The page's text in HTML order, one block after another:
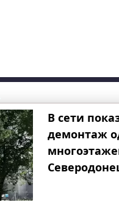
В сети
демонтаж